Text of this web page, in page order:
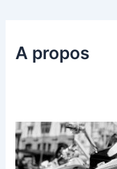
A propos